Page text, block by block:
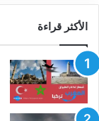
الأكثر قراءة